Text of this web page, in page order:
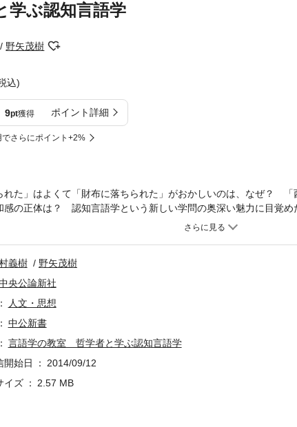
ぶ認知言語学
野矢茂樹
込)
9pt獲得 ポイント詳細
さらにポイント+2%
れた」はよくて「財布に落ちられた」がおかしいのは、なぜ？
感の正体は？ 認知言語学という新しい学問の奥深い魅力に目覚め
富な例文を用いた痛快な議論がくり返されるなかで、次第に明らか
義樹
野矢茂樹
央公論新社
人文・思想
中公新書
言語学の教室 哲学者と学ぶ認知言語学
開始日
2014/09/12
イズ
2.57 MB